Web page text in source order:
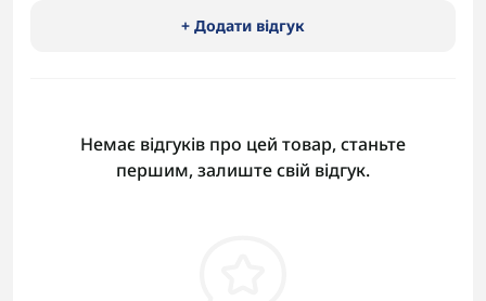
+ Додати відгук
Немає відгуків про цей товар, станьте
першим, залиште свій відгук.